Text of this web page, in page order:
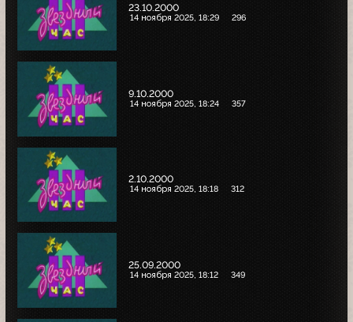
23.10.2000
14 ноября 2025, 18:29 296
9.10.2000
14 ноября 2025, 18:24 357
2.10.2000
14 ноября 2025, 18:18 312
25.09.2000
14 ноября 2025, 18:12 349